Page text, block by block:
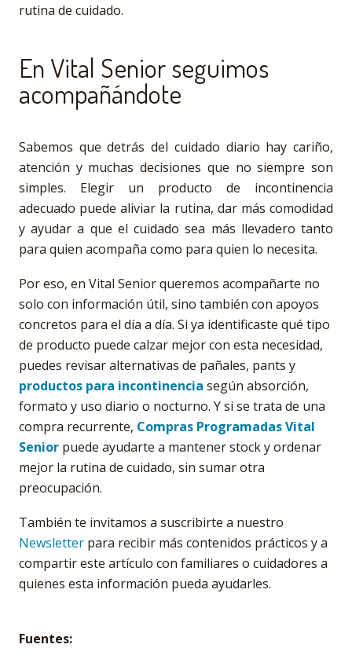
rutina de cuidado.
En Vital Senior seguimos
acompañándote
Sabemos que detrás del cuidado diario hay cariño,
atención y muchas decisiones que no siempre son
simples. Elegir un producto de incontinencia
adecuado puede aliviar la rutina, dar más comodidad
y ayudar a que el cuidado sea más llevadero tanto
para quien acompaña como para quien lo necesita.
Por eso, en Vital Senior queremos acompañarte no
solo con información útil, sino también con apoyos
concretos para el día a día. Si ya identificaste qué tipo
de producto puede calzar mejor con esta necesidad,
puedes revisar alternativas de pañales, pants y
productos para incontinencia según absorción,
formato y uso diario o nocturno. Y si se trata de una
compra recurrente, Compras Programadas Vital
Senior puede ayudarte a mantener stock y ordenar
mejor la rutina de cuidado, sin sumar otra
preocupación.
También te invitamos a suscribirte a nuestro
Newsletter para recibir más contenidos prácticos y a
compartir este artículo con familiares o cuidadores a
quienes esta información pueda ayudarles.
Fuentes: